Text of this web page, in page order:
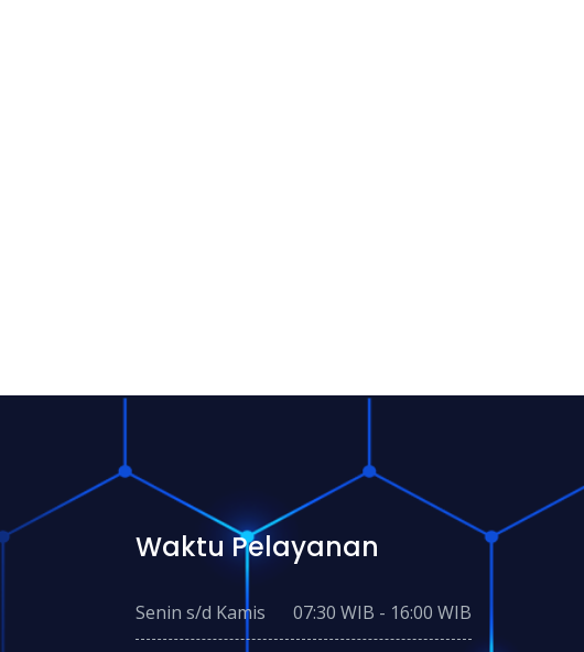
Waktu Pelayanan
Senin s/d Kamis 07:30 WIB - 16:00 WIB